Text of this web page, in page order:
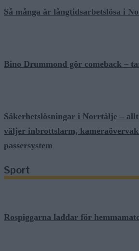
Så många är långtidsarbetslösa i
Bino Drummond gör comeback –
Säkerhetslösningar i Norrtälje –
väljer inbrottslarm,
passersystem
Sport
Rospiggarna laddar för